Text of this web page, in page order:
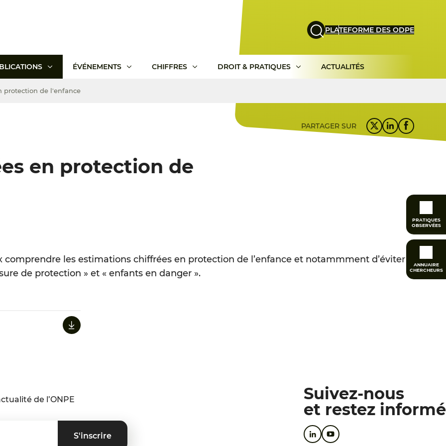
PLATEFORME DES ODPE
ÉVÉNEMENTS CHIFFRES DROIT & PRATIQUES ACTUALITÉS
PRATIQUES
OBSERVÉES
ANNUAIRE
CHERCHEURS
protection de l'enfance
PARTAGER SUR
en protection de
les estimations chiffrées en protection de l’enfance et notammment d’éviter
de protection » et « enfants en danger ».
de l’ONPE
Suivez-nous
et restez informé